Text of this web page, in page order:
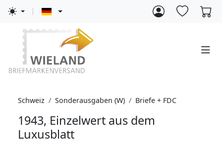
Schweiz Sonderausgaben (W) Briefe + FDC
1943, Einzelwert aus dem
Luxusblatt